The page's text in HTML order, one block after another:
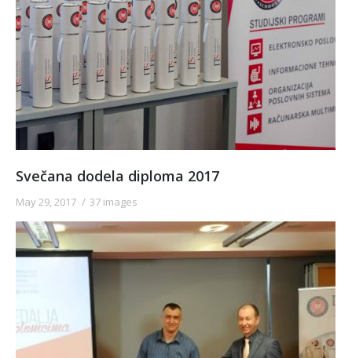
Svečana dodela diploma 2017
May 29, 2017 37 images